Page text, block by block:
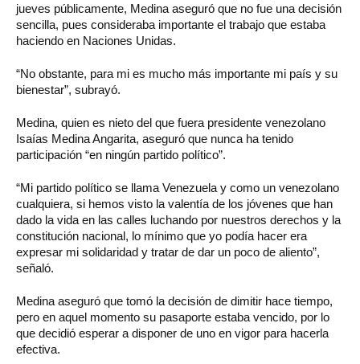
jueves públicamente, Medina aseguró que no fue una decisión
sencilla, pues consideraba importante el trabajo que estaba
haciendo en Naciones Unidas.
“No obstante, para mi es mucho más importante mi país y su
bienestar”, subrayó.
Medina, quien es nieto del que fuera presidente venezolano
Isaías Medina Angarita, aseguró que nunca ha tenido
participación “en ningún partido político”.
“Mi partido político se llama Venezuela y como un venezolano
cualquiera, si hemos visto la valentía de los jóvenes que han
dado la vida en las calles luchando por nuestros derechos y la
constitución nacional, lo mínimo que yo podía hacer era
expresar mi solidaridad y tratar de dar un poco de aliento”,
señaló.
Medina aseguró que tomó la decisión de dimitir hace tiempo,
pero en aquel momento su pasaporte estaba vencido, por lo
que decidió esperar a disponer de uno en vigor para hacerla
efectiva.